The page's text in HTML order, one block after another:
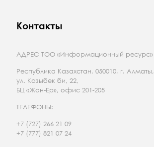
Контакты
АДРЕС ТОО «Информационный ресурс»
Республика Казахстан, 050010, г. Алматы,
ул. Казыбек би, 22,
БЦ «Жан-Ер», офис 201-205
ТЕЛЕФОНЫ:
+7 (727) 266 21 09
+7 (777) 821 07 24